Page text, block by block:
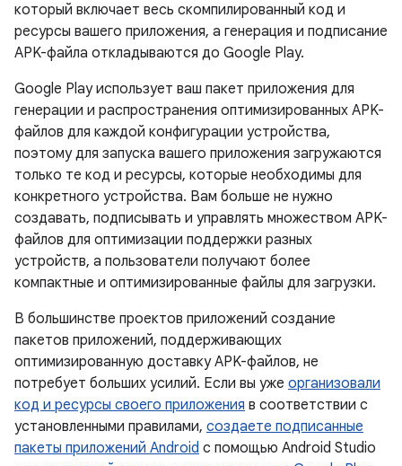
который включает весь скомпилированный код и
ресурсы вашего приложения, а генерация и подписание
APK-файла откладываются до Google Play.
Google Play использует ваш пакет приложения для
генерации и распространения оптимизированных APK-
файлов для каждой конфигурации устройства,
поэтому для запуска вашего приложения загружаются
только те код и ресурсы, которые необходимы для
конкретного устройства. Вам больше не нужно
создавать, подписывать и управлять множеством APK-
файлов для оптимизации поддержки разных
устройств, а пользователи получают более
компактные и оптимизированные файлы для загрузки.
В большинстве проектов приложений создание
пакетов приложений, поддерживающих
оптимизированную доставку APK-файлов, не
потребует больших усилий. Если вы уже организовали
код и ресурсы своего приложения в соответствии с
установленными правилами, создаете подписанные
пакеты приложений Android с помощью Android Studio